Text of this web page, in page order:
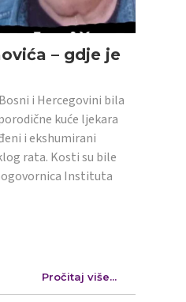
– gdje je
i Hercegovini bila
kuće ljekara
i ekshumirani
rata. Kosti su bile
Instituta
Pročitaj više...